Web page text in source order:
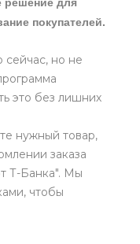
покупателей.
сейчас, но не
это без лишних
нужный товар,
заказа
Т-Банка". Мы
чтобы